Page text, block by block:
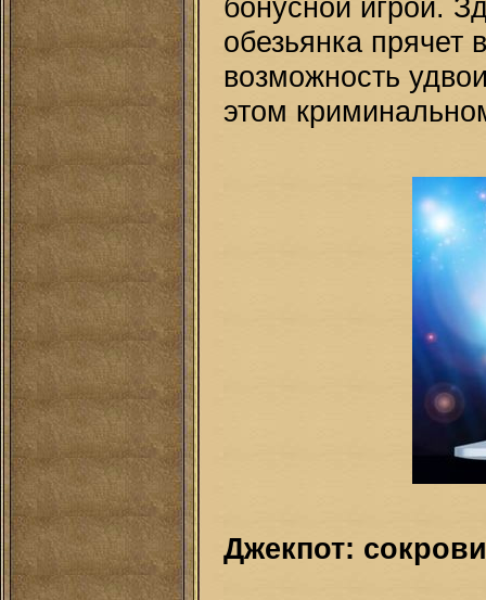
бонусной игрой.
обезьянка прячет
возможность
этом
Джекпот: